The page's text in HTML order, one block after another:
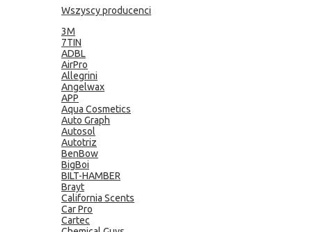
Wszyscy producenci
3M
7TIN
ADBL
AirPro
Allegrini
Angelwax
APP
Aqua Cosmetics
Auto Graph
Autosol
Autotriz
BenBow
BigBoi
BILT-HAMBER
Brayt
California Scents
Car Pro
Cartec